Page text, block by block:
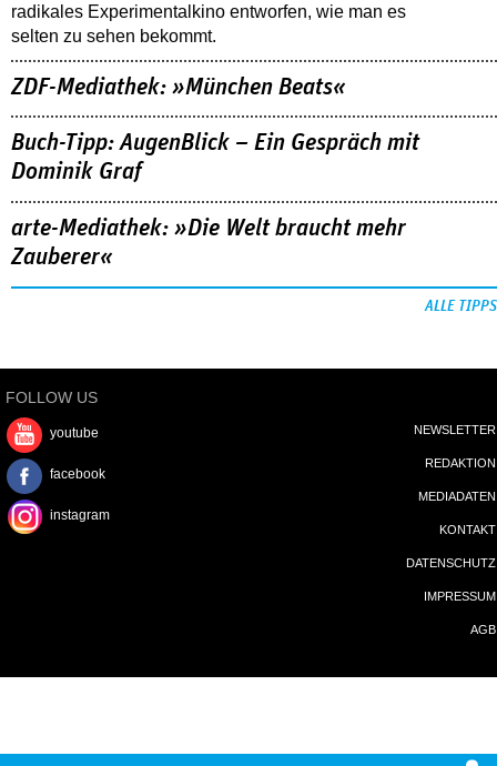
radikales Experimentalkino entworfen, wie man es
selten zu sehen bekommt.
ZDF-Mediathek: »München Beats«
Buch-Tipp: AugenBlick – Ein Gespräch mit
Dominik Graf
arte-Mediathek: »Die Welt braucht mehr
Zauberer«
ALLE TIPPS
FOLLOW US
youtube
facebook
instagram
NEWSLETTER
REDAKTION
MEDIADATEN
KONTAKT
DATENSCHUTZ
IMPRESSUM
AGB